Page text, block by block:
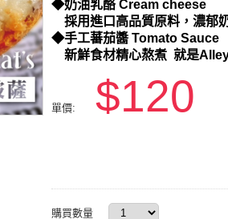
◆奶油乳酪 Cream cheese
採用進口高品質原料，濃郁
◆手工蕃茄醬 Tomato Sauce
新鮮食材精心熬煮 就是
單價: $120
購買數量